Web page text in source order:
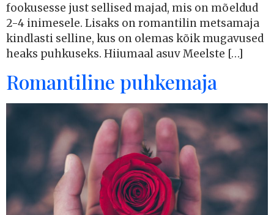
fookusesse just sellised majad, mis on mõeldud
2-4 inimesele. Lisaks on romantilin metsamaja
kindlasti selline, kus on olemas kõik mugavused
heaks puhkuseks. Hiiumaal asuv Meelste […]
Romantiline puhkemaja